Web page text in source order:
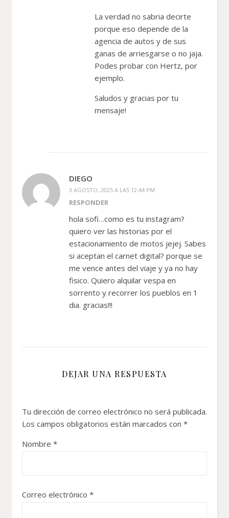
La verdad no sabria decirte
porque eso depende de la
agencia de autos y de sus
ganas de arriesgarse o no jaja.
Podes probar con Hertz, por
ejemplo.
Saludos y gracias por tu
mensaje!
DIEGO
3 AGOSTO, 2025 A LAS 12:44 PM
RESPONDER
hola sofi…como es tu instagram?
quiero ver las historias por el
estacionamiento de motos jejej. Sabes
si aceptan el carnet digital? porque se
me vence antes del viaje y ya no hay
fisico. Quiero alquilar vespa en
sorrento y recorrer los pueblos en 1
dia. gracias!!!
DEJAR UNA RESPUESTA
Tu dirección de correo electrónico no será publicada.
Los campos obligatorios están marcados con *
Nombre *
Correo electrónico *